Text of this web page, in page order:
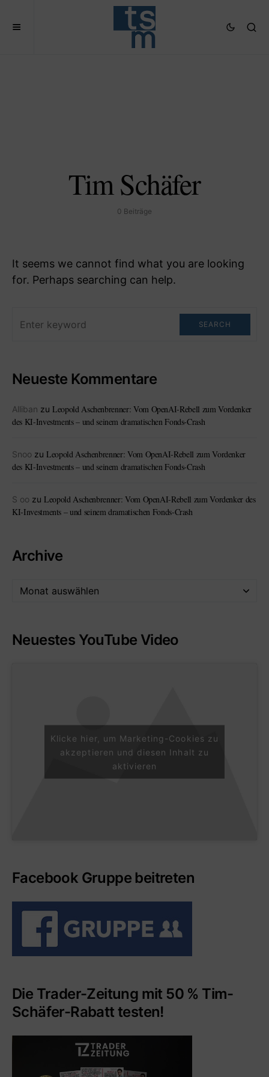
Tim Schäfer
0 Beiträge
It seems we cannot find what you are looking
for. Perhaps searching can help.
SEARCH
Neueste Kommentare
Alliban zu Leopold Aschenbrenner: Vom OpenAI-Rebell zum Vordenker
des KI-Investments – und seinem dramatischen Fonds-Crash
Snoo zu Leopold Aschenbrenner: Vom OpenAI-Rebell zum Vordenker
des KI-Investments – und seinem dramatischen Fonds-Crash
S oo zu Leopold Aschenbrenner: Vom OpenAI-Rebell zum Vordenker des
KI-Investments – und seinem dramatischen Fonds-Crash
Archive
Neuestes YouTube Video
Klicke hier, um Marketing-Cookies zu
akzeptieren und diesen Inhalt zu
aktivieren
Facebook Gruppe beitreten
Die Trader-Zeitung mit 50 % Tim-
Schäfer-Rabatt testen!